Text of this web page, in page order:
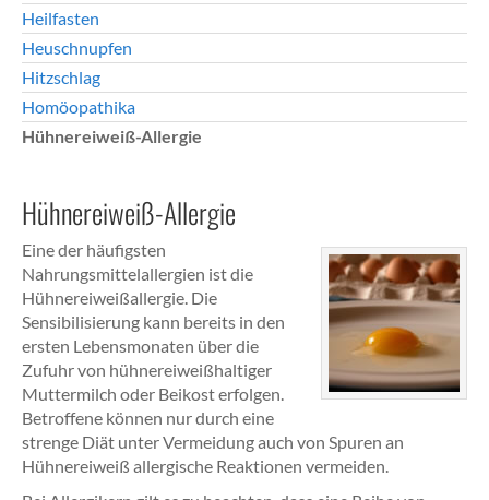
Heilfasten
Heuschnupfen
Hitzschlag
Homöopathika
Hühnereiweiß-Allergie
Hühnereiweiß-Allergie
Eine der häufigsten
Nahrungsmittelallergien ist die
Hühnereiweißallergie. Die
Sensibilisierung kann bereits in den
ersten Lebensmonaten über die
Zufuhr von hühnereiweißhaltiger
Muttermilch oder Beikost erfolgen.
Betroffene können nur durch eine
strenge Diät unter Vermeidung auch von Spuren an
Hühnereiweiß allergische Reaktionen vermeiden.